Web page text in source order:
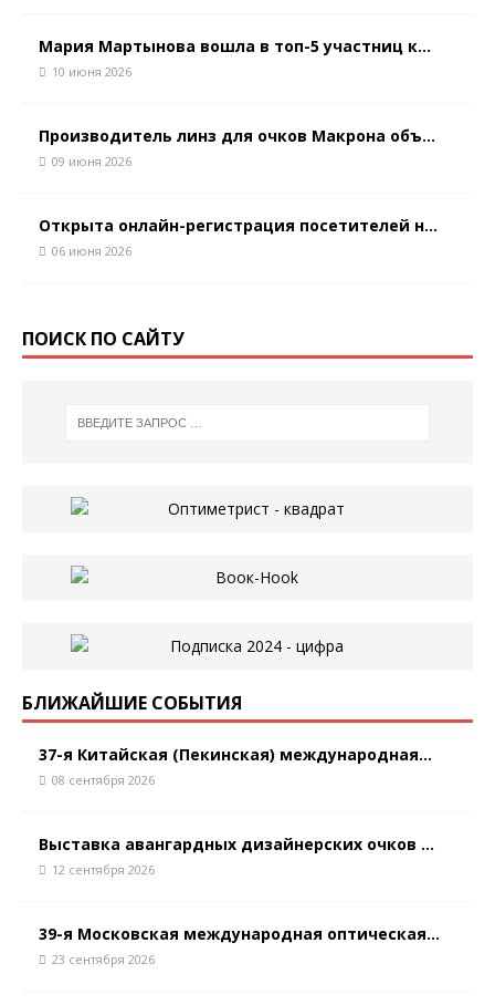
Мария Мартынова вошла в топ-5 участниц к...
10 июня 2026
Производитель линз для очков Макрона объ...
09 июня 2026
Открыта онлайн-регистрация посетителей н...
06 июня 2026
ПОИСК ПО САЙТУ
БЛИЖАЙШИЕ СОБЫТИЯ
37-я Китайская (Пекинская) международная...
08 сентября 2026
Выставка авангардных дизайнерских очков ...
12 сентября 2026
39-я Московская международная оптическая...
23 сентября 2026